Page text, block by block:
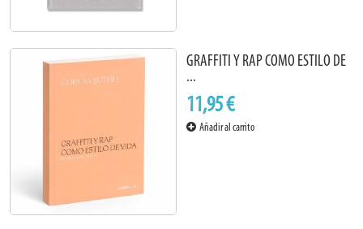
GRAFFITI Y RAP COMO ESTILO DE
...
11,95 €
Añadir al carrito